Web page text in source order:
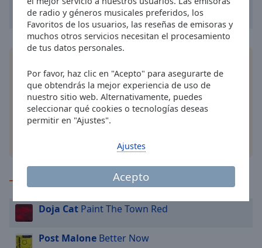
de radio y géneros musicales preferidos, los
Favoritos de los usuarios, las reseñas de emisoras y
muchos otros servicios necesitan el procesamiento
de tus datos personales.
Por favor, haz clic en "Acepto" para asegurarte de
que obtendrás la mejor experiencia de uso de
nuestro sitio web. Alternativamente, puedes
seleccionar qué cookies o tecnologías deseas
permitir en "Ajustes".
Acepto
Ajustes
su teléfono y escucha sus estaciones de radio en
línea favoritas dondequiera que esté!
otras opciones
TOP en la radio
Doja Cat Paint The Town Red
Post Malone Better Now